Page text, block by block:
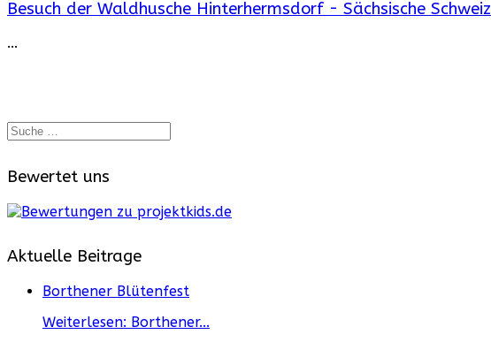
Besuch der Waldhusche Hinterhermsdorf - Sächsische Schweiz
...
Bewertet uns
Aktuelle Beitrage
Borthener Blütenfest
Weiterlesen: Borthener...